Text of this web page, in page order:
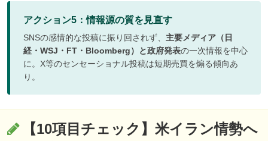
アクション5：情報源の質を見直す
SNSの感情的な投稿に振り回されず、 主要メディア（日
経・WSJ・FT・Bloomberg）と政府発表の一次情報を中心
に。X等のセンセーショナル投稿は短期売買を煽る傾向あ
り。
【10項目チェック】米イラン情勢へ